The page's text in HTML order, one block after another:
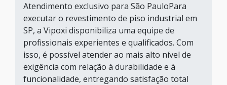
Atendimento exclusivo para São PauloPara
executar o revestimento de piso industrial em
SP, a Vipoxi disponibiliza uma equipe de
profissionais experientes e qualificados. Com
isso, é possível atender ao mais alto nível de
exigência com relação à durabilidade e à
funcionalidade, entregando satisfação total